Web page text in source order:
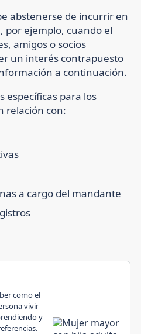
abstenerse de incurrir en
por ejemplo, cuando el
amigos o socios
un interés contrapuesto
a continuación.
específicas para los
relación con:
a cargo del mandante
como el
vivir
y